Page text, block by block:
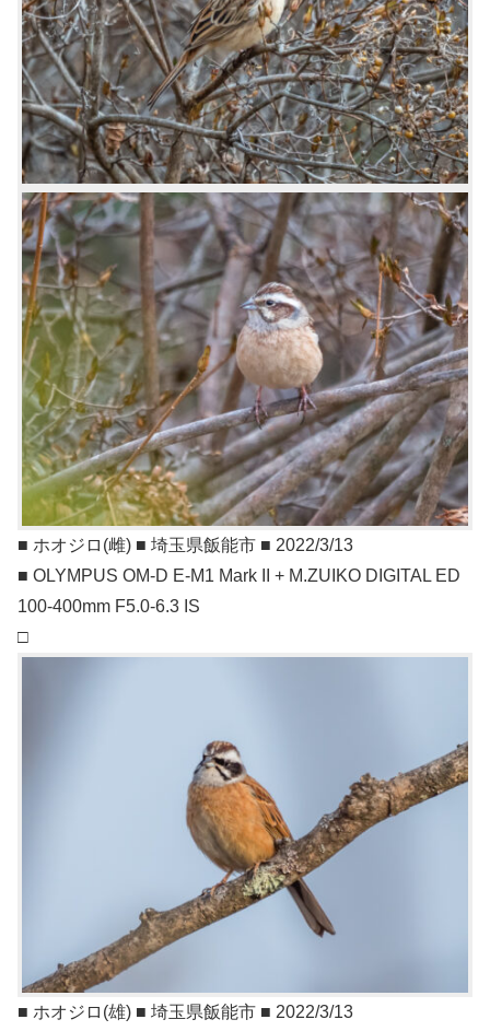
■ ホオジロ(雌) ■ 埼玉県飯能市 ■ 2022/3/13
■ OLYMPUS OM-D E-M1 Mark II + M.ZUIKO DIGITAL ED
100-400mm F5.0-6.3 IS
□
■ ホオジロ(雄) ■ 埼玉県飯能市 ■ 2022/3/13